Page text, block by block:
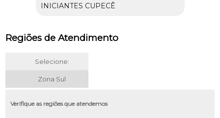
INICIANTES CUPECÊ
Regiões de Atendimento
Selecione:
Zona Sul
Verifique as regiões que atendemos